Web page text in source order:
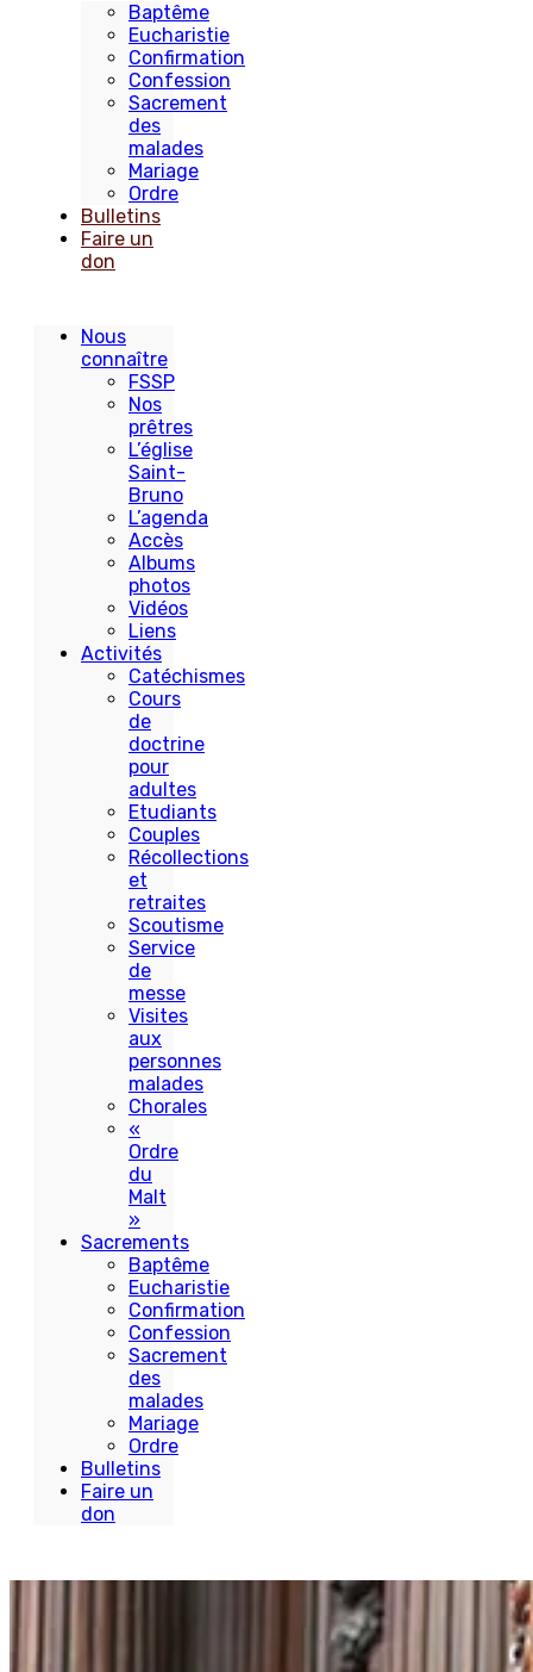
Baptême
Eucharistie
Confirmation
Confession
Sacrement
des
malades
Mariage
Ordre
Bulletins
Faire un
don
Nous
connaître
FSSP
Nos
prêtres
L’église
Saint-
Bruno
L’agenda
Accès
Albums
photos
Vidéos
Liens
Activités
Catéchismes
Cours
de
doctrine
pour
adultes
Etudiants
Couples
Récollections
et
retraites
Scoutisme
Service
de
messe
Visites
aux
personnes
malades
Chorales
«
Ordre
du
Malt
»
Sacrements
Baptême
Eucharistie
Confirmation
Confession
Sacrement
des
malades
Mariage
Ordre
Bulletins
Faire un
don